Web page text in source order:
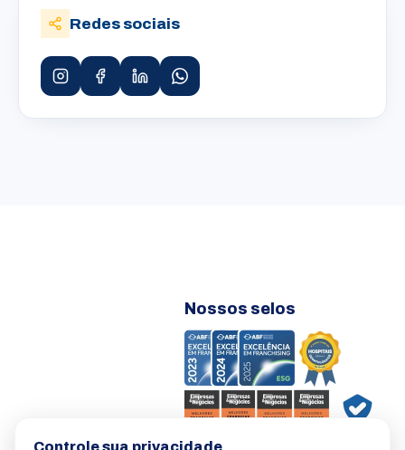
Redes sociais
Nossos selos
Controle sua privacidade